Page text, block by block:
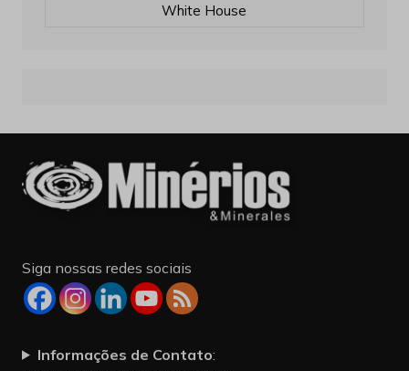
White House
Siga nossas redes sociais
Informações de Contato: